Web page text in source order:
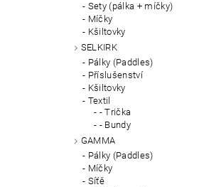
Sety (pálka + míčky)
Míčky
Kšiltovky
SELKIRK
Pálky (Paddles)
Příslušenství
Kšiltovky
Textil
- Trička
- Bundy
GAMMA
Pálky (Paddles)
Míčky
Síťě